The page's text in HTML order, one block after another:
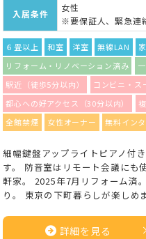
入居条件
女性
※要保証人、緊急連
６畳以上 和室 洋室 無線LAN
リフォーム・リノベーション済み
駅近（徒歩5分以内）
コンビニ・ス
都心への好アクセス（30分以内）
全館禁煙
女性オーナー 無料イン
細幅鍵盤アップライトピアノ付
す。 防音室はリモート会議にも
軒家。 2025年7月リフォーム済
り。 東京の下町暮らしが楽しめ
詳細を見る